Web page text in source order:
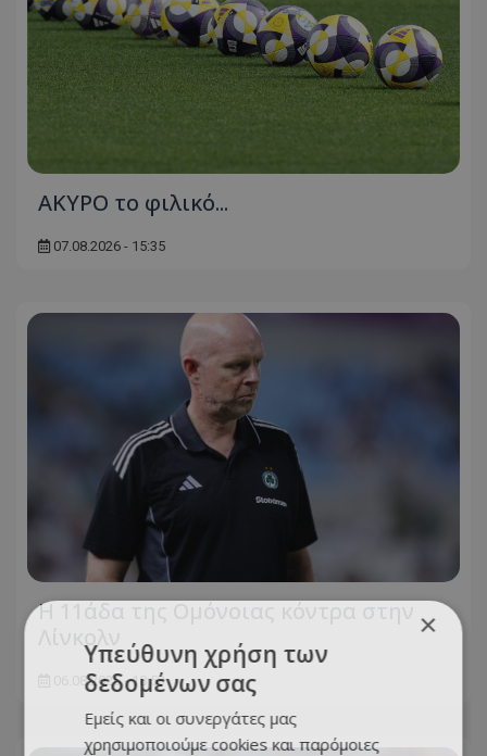
AKYΡΟ το φιλικό...
07.08.2026 - 15:35
Η 11άδα της Ομόνοιας κόντρα στην
06.08.2026 - 18:53
×
Υπεύθυνη χρήση των
δεδομένων σας
Εμείς και οι συνεργάτες μας
χρησιμοποιούμε cookies και παρόμοιες